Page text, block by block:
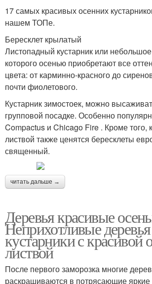
17 самых красивых осенних
нашем ТОПе.
Бересклет крылатый
Листопадный кустарник или
которого осенью приобретают все
цвета: от карминно-красного до
почти фиолетового.
Кустарник зимостоек, можно
групповой посадке. Особенно
Compactus и Chicago Fire . Кроме того,
листвой также ценятся бересклеты
священный.
читать дальше →
Деревья красивые
Неприхотливые
кустарники с красивой
листвой
После первого заморозка многие
раскрашиваются в потрясающие